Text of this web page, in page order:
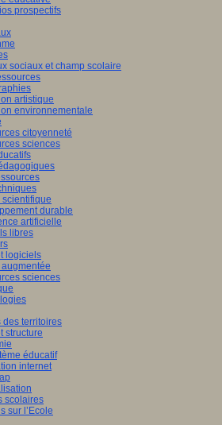
prospectifs
sociaux et champ scolaire
artistique
environnementale
citoyenneté
sciences
durable
artificielle
libres
logiciels
sciences
des territoires
structure
éducatif
internet
scolaires
sur l’Ecole